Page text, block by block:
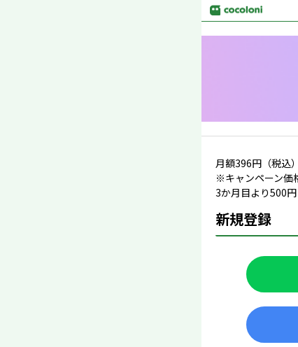
月額396円（税込
※キャンペーン価
3か月目より500
新規登録